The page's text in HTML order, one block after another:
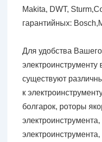
Makita, DWT,
гарантийных:
Для удобства
существуют
к
болгарок, роторы